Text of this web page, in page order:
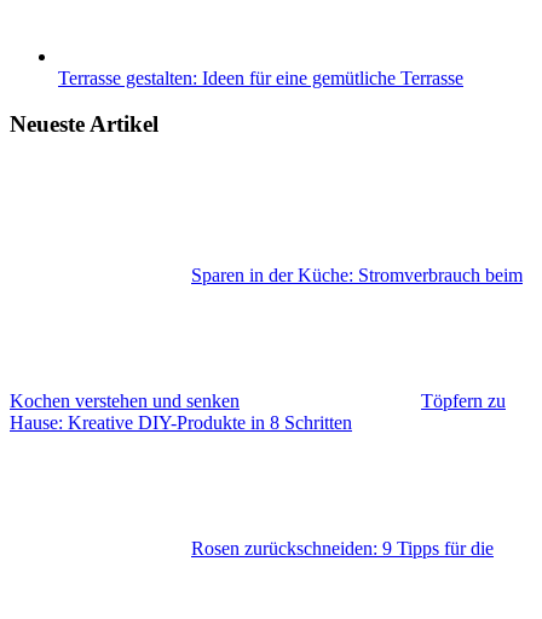
Terrasse gestalten: Ideen für eine gemütliche Terrasse
Neueste Artikel
Sparen in der Küche: Stromverbrauch beim
Kochen verstehen und senken
Töpfern zu
Hause: Kreative DIY-Produkte in 8 Schritten
Rosen zurückschneiden: 9 Tipps für die